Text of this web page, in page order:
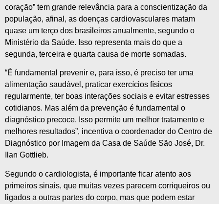
coração” tem grande relevância para a conscientização da
população, afinal, as doenças cardiovasculares matam
quase um terço dos brasileiros anualmente, segundo o
Ministério da Saúde. Isso representa mais do que a
segunda, terceira e quarta causa de morte somadas.
“É fundamental prevenir e, para isso, é preciso ter uma
alimentação saudável, praticar exercícios físicos
regularmente, ter boas interações sociais e evitar estresses
cotidianos. Mas além da prevenção é fundamental o
diagnóstico precoce. Isso permite um melhor tratamento e
melhores resultados”, incentiva o coordenador do Centro de
Diagnóstico por Imagem da Casa de Saúde São José, Dr.
Ilan Gottlieb.
Segundo o cardiologista, é importante ficar atento aos
primeiros sinais, que muitas vezes parecem corriqueiros ou
ligados a outras partes do corpo, mas que podem estar